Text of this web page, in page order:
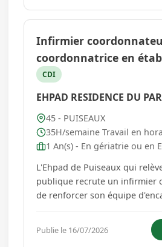
transports en commun Mi...
Infirmier
coordonnatrice en
CDI
EHPAD RESIDENCE DU
45 - PUISEAUX
35H/semaine Travail en
1 An(s) - En gériatrie ou en
L'Ehpad de Puiseaux qui
publique recrute un infirmier
de renforcer son équipe
l'animation des équipes
Publie le 16/07/2026